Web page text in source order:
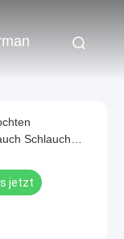
Schlauch
jetzt